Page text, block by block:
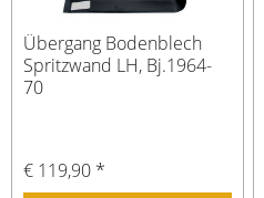
Übergang Bodenblech
Spritzwand LH, Bj.1964-
70
€ 119,90 *